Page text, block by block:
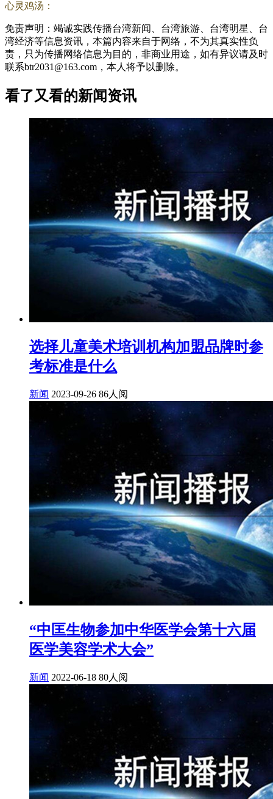
心灵鸡汤：
免责声明：竭诚实践传播台湾新闻、台湾旅游、台湾明星、台
湾经济等信息资讯，本篇内容来自于网络，不为其真实性负
责，只为传播网络信息为目的，非商业用途，如有异议请及时
联系btr2031@163.com，本人将予以删除。
看了又看的新闻资讯
选择儿童美术培训机构加盟品牌时参
考标准是什么
新闻 2023-09-26 86人阅
“中匡生物参加中华医学会第十六届
医学美容学术大会”
新闻 2022-06-18 80人阅